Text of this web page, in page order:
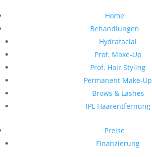
Home
Behandlungen
Hydrafacial
Prof. Make-Up
Prof. Hair Styling
Permanent Make-Up
Brows & Lashes
IPL Haarentfernung
Preise
Finanzierung